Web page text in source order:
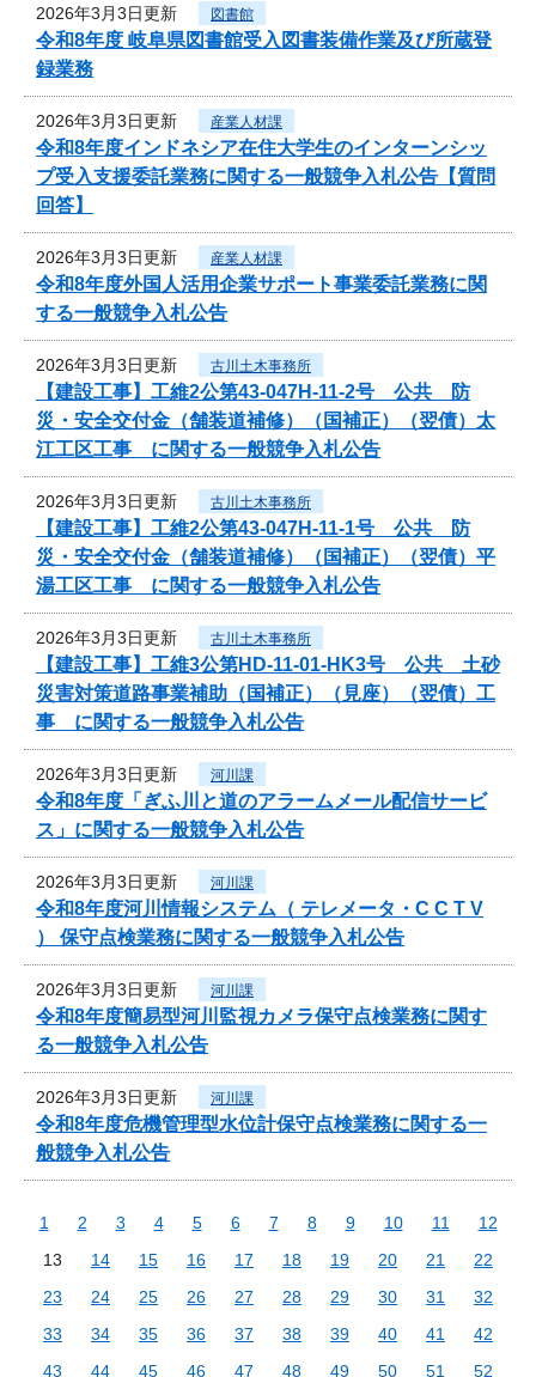
2026年3月3日更新 図書館
令和8年度 岐阜県図書館受入図書装備作業及び所蔵登
録業務
2026年3月3日更新 産業人材課
令和8年度インドネシア在住大学生のインターンシッ
プ受入支援委託業務に関する一般競争入札公告【質問
回答】
2026年3月3日更新 産業人材課
令和8年度外国人活用企業サポート事業委託業務に関
する一般競争入札公告
2026年3月3日更新 古川土木事務所
【建設工事】工維2公第43-047H-11-2号 公共 防
災・安全交付金（舗装道補修）（国補正）（翌債）太
江工区工事 に関する一般競争入札公告
2026年3月3日更新 古川土木事務所
【建設工事】工維2公第43-047H-11-1号 公共 防
災・安全交付金（舗装道補修）（国補正）（翌債）平
湯工区工事 に関する一般競争入札公告
2026年3月3日更新 古川土木事務所
【建設工事】工維3公第HD-11-01-HK3号 公共 土砂
災害対策道路事業補助（国補正）（見座）（翌債）工
事 に関する一般競争入札公告
2026年3月3日更新 河川課
令和8年度「ぎふ川と道のアラームメール配信サービ
ス」に関する一般競争入札公告
2026年3月3日更新 河川課
令和8年度河川情報システム（ テレメータ・C C T V
） 保守点検業務に関する一般競争入札公告
2026年3月3日更新 河川課
令和8年度簡易型河川監視カメラ保守点検業務に関す
る一般競争入札公告
2026年3月3日更新 河川課
令和8年度危機管理型水位計保守点検業務に関する一
般競争入札公告
1 2 3 4 5 6 7 8 9 10 11
12
13
14 15 16 17 18 19 20 21
22
23
24 25 26 27 28 29 30 31
32
33
34 35 36 37 38 39 40 41
42
43
44 45 46 47 48 49 50 51
52